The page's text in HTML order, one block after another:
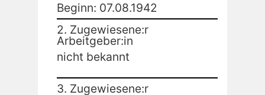
Beginn: 07.08.1942
2. Zugewiesene:r
Arbeitgeber:in
nicht bekannt
3. Zugewiesene:r